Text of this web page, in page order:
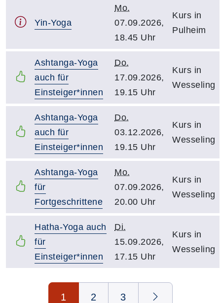
Yin-Yoga
Mo.
07.09.2026,
18.45 Uhr
Kurs in
Pulheim
Ashtanga-Yoga
auch für
Einsteiger*innen
Do.
17.09.2026,
19.15 Uhr
Kurs in
Wesseling
Ashtanga-Yoga
auch für
Einsteiger*innen
Do.
03.12.2026,
19.15 Uhr
Kurs in
Wesseling
Ashtanga-Yoga
für
Fortgeschrittene
Mo.
07.09.2026,
20.00 Uhr
Kurs in
Wesseling
Hatha-Yoga auch
für
Einsteiger*innen
Di.
15.09.2026,
17.15 Uhr
Kurs in
Wesseling
Seite 1 von 3
1 2 3